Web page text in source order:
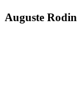
Auguste Rodin